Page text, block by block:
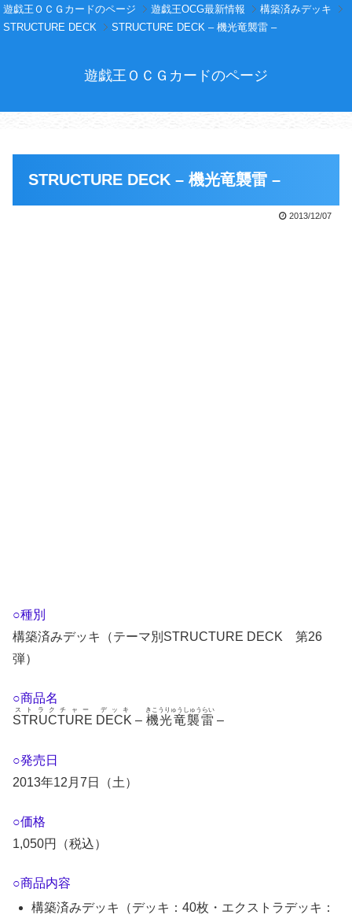
遊戯王ＯＣＧカードのページ 遊戯王OCG最新情報
構築済みデッキ
STRUCTURE DECK
STRUCTURE DECK – 機光竜襲雷 –
遊戯王ＯＣＧカードのページ
STRUCTURE DECK – 機光竜襲雷 –
2013/12/07
○種別
構築済みデッキ（テーマ別STRUCTURE DECK 第26
弾）
○商品名
STRUCTURE DECK
ストラクチャー デッキ
– 機光竜襲雷
きこうりゅうしゅうらい
–
○発売日
2013年12月7日（土）
○価格
1,050円（税込）
○商品内容
構築済みデッキ（デッキ：40枚・エクストラデッキ：